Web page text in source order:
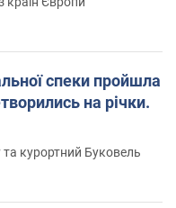
спеки пройшла
на річки.
курортний Буковель